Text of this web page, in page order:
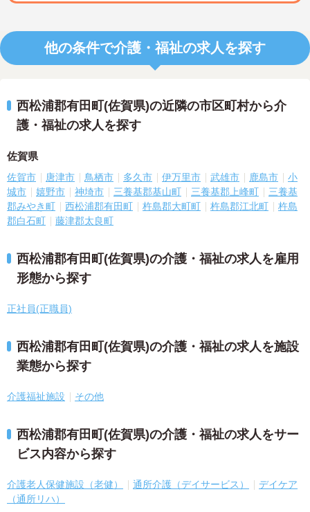
他の条件で介護・福祉の求人を探す
西松浦郡有田町(佐賀県)の近隣の市区町村から介
護・福祉の求人を探す
佐賀県
佐賀市 唐津市 鳥栖市 多久市 伊万里市 武雄市 鹿島市
小
城市
嬉野市 神埼市 三養基郡基山町 三養基郡上峰町
三養基
郡みやき町
西松浦郡有田町 杵島郡大町町 杵島郡江北町
杵島
郡白石町
藤津郡太良町
西松浦郡有田町(佐賀県)の介護・福祉の求人を雇用
形態から探す
正社員(正職員)
西松浦郡有田町(佐賀県)の介護・福祉の求人を施設
業態から探す
介護福祉施設 その他
西松浦郡有田町(佐賀県)の介護・福祉の求人をサー
ビス内容から探す
介護老人保健施設（老健） 通所介護（デイサービス）
デイケア
（通所リハ）